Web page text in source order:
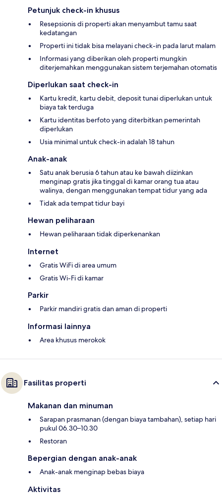
Petunjuk check-in khusus
Resepsionis di properti akan menyambut tamu saat
kedatangan
Properti ini tidak bisa melayani check-in pada larut malam
Informasi yang diberikan oleh properti mungkin
diterjemahkan menggunakan sistem terjemahan otomatis
Diperlukan saat check-in
Kartu kredit, kartu debit, deposit tunai diperlukan untuk
biaya tak terduga
Kartu identitas berfoto yang diterbitkan pemerintah
diperlukan
Usia minimal untuk check-in adalah 18 tahun
Anak-anak
Satu anak berusia 6 tahun atau ke bawah diizinkan
menginap gratis jika tinggal di kamar orang tua atau
walinya, dengan menggunakan tempat tidur yang ada
Tidak ada tempat tidur bayi
Hewan peliharaan
Hewan peliharaan tidak diperkenankan
Internet
Gratis WiFi di area umum
Gratis Wi-Fi di kamar
Parkir
Parkir mandiri gratis dan aman di properti
Informasi lainnya
Area khusus merokok
Fasilitas properti
Makanan dan minuman
Sarapan prasmanan (dengan biaya tambahan), setiap hari
pukul 06.30–10.30
Restoran
Bepergian dengan anak-anak
Anak-anak menginap bebas biaya
Aktivitas